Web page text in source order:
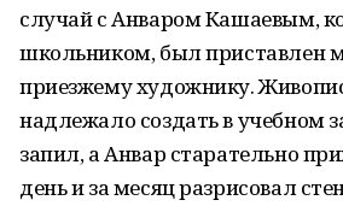
случай с Анваром Кашаевым,
школьником, был приставлен
приезжему художнику.
надлежало создать в учебном
запил, а Анвар старательно
день и за месяц разрисовал